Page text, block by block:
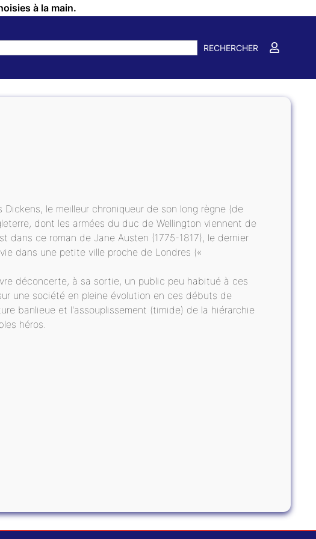
à la main.
RECHERCHER
le meilleur chroniqueur de son long règne (de
dont les armées du duc de Wellington viennent de
dans ce roman de Jane Austen (1775-1817), le dernier
dans une petite ville proche de Londres («
déconcerte, à sa sortie, un public peu habitué à ces
une société en pleine évolution en ces débuts de
banlieue et l'assouplissement (timide) de la hiérarchie
héros.